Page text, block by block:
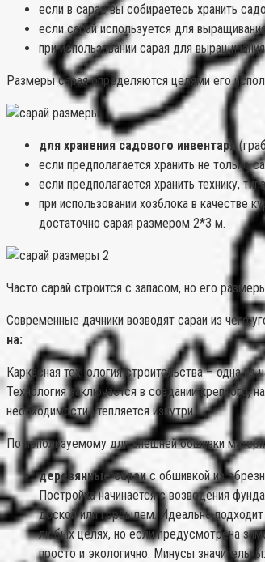
если в сарае вы собираетесь хранить
если сарай используется для
при использовании сарая для
Размеры сарая определяются целями его
для хранения садового инвентаря
если предполагается хранить не только
если предполагается хранить технику,
при использовании хозблока в качестве
достаточно сарая размером 2*3 м.
Часто сарай строится с запасом, но его
Современные дачники возводят сараи из чего
на:
Каркасная технология строительства – одна
Технология заключается в создании крепкого,
необходимости утепляется изнутри.
По используемому для внешней обшивки
деревянные сараис обшивкой из
Постройка начинается с возведения
доской или горбылем. Идеально
любых целях, но если предусмотрена
просто и экологично. Минусы